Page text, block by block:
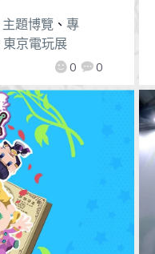
0 0
主題博覽、 專
東京電玩展